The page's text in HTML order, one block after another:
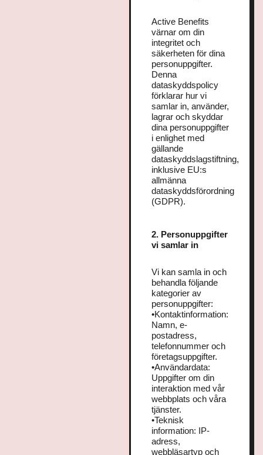
Active Benefits
värnar om din
integritet och
säkerheten för dina
personuppgifter.
Denna
dataskyddspolicy
förklarar hur vi
samlar in, använder,
lagrar och skyddar
dina personuppgifter
i enlighet med
gällande
dataskyddslagstiftning,
inklusive EU:s
allmänna
dataskyddsförordning
(GDPR).
2. Personuppgifter
vi samlar in
Vi kan samla in och
behandla följande
kategorier av
personuppgifter:
•Kontaktinformation:
Namn, e-
postadress,
telefonnummer och
företagsuppgifter.
•Användardata:
Uppgifter om din
interaktion med vår
webbplats och våra
tjänster.
•Teknisk
information: IP-
adress,
webbläsartyp och